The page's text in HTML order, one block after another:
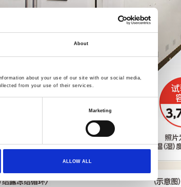
About
about your use of our site with our social media,
from your use of their services.
Marketing
ALLOW ALL